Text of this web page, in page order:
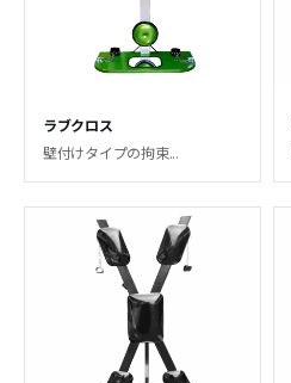
ラブクロス
壁付けタイプの拘束...